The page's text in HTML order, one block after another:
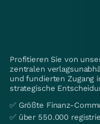
Profitieren Sie von
zentralen
und fundierten Zugang
strategische
✅ Größte Finanz-
✅ über 550.000